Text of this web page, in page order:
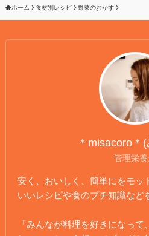
ホーム 食材別レシピ 野菜のおかず
＊misacoro＊
管理栄
安く、おいしく、簡単にをモッ
いいレシピや食のプチ知識など
「みんなが料理を好きになっ